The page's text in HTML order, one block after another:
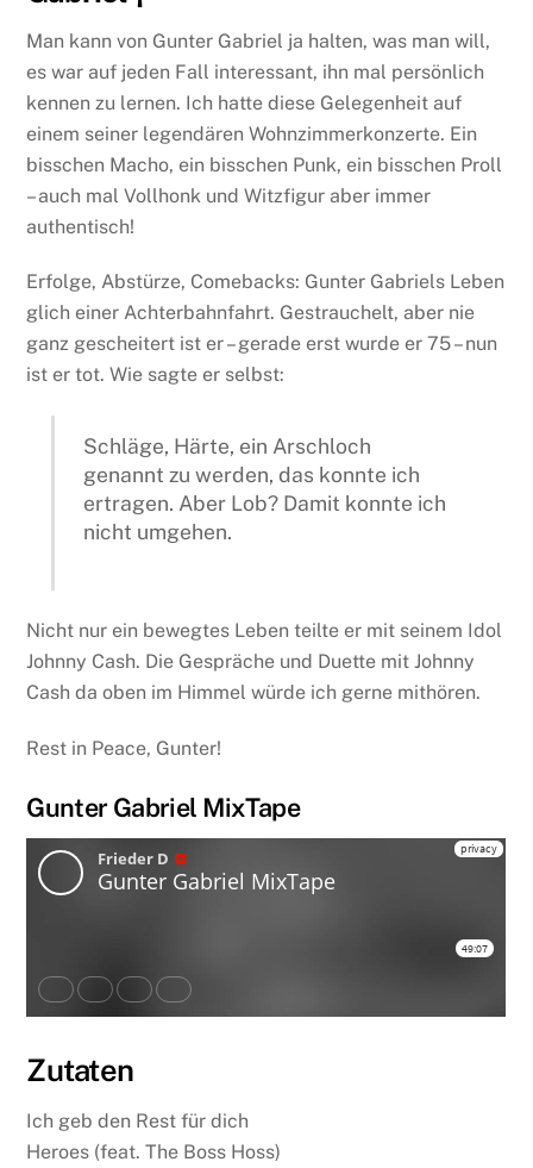
Man kann von Gunter Gabriel ja halten, was man will,
es war auf jeden Fall interessant, ihn mal persönlich
kennen zu lernen. Ich hatte diese Gelegenheit auf
einem seiner legendären Wohnzimmerkonzerte. Ein
bisschen Macho, ein bisschen Punk, ein bisschen Proll
– auch mal Vollhonk und Witzfigur aber immer
authentisch!
Erfolge, Abstürze, Comebacks: Gunter Gabriels Leben
glich einer Achterbahnfahrt. Gestrauchelt, aber nie
ganz gescheitert ist er – gerade erst wurde er 75 – nun
ist er tot. Wie sagte er selbst:
Schläge, Härte, ein Arschloch
genannt zu werden, das konnte ich
ertragen. Aber Lob? Damit konnte ich
nicht umgehen.
Nicht nur ein bewegtes Leben teilte er mit seinem Idol
Johnny Cash. Die Gespräche und Duette mit Johnny
Cash da oben im Himmel würde ich gerne mithören.
Rest in Peace, Gunter!
Gunter Gabriel MixTape
Zutaten
Ich geb den Rest für dich
Heroes (feat. The Boss Hoss)